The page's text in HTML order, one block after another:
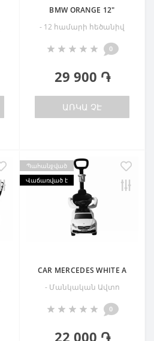
BMW ORANGE 12"
- 12 համարի հեծանիվ
0
29 900 ֏
ԱՌԿԱ ՉԷ
Պահանջված
Վաճառված է
CAR MERCEDES WHITE A
- Մանկական Ավտո
0
22 000 ֏